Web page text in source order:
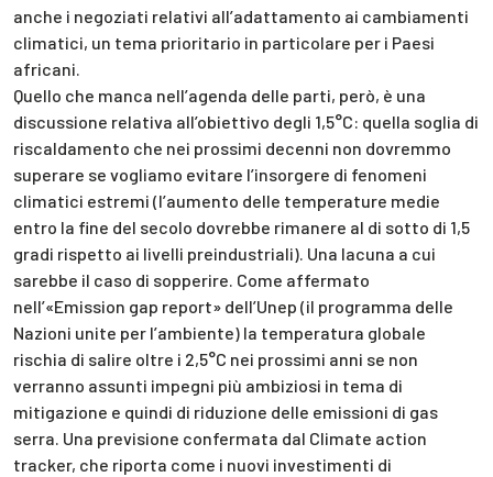
anche i negoziati relativi all’adattamento ai cambiamenti
climatici, un tema prioritario in particolare per i Paesi
africani.
Quello che manca nell’agenda delle parti, però, è una
discussione relativa all’obiettivo degli 1,5°C: quella soglia di
riscaldamento che nei prossimi decenni non dovremmo
superare se vogliamo evitare l’insorgere di fenomeni
climatici estremi (l’aumento delle temperature medie
entro la fine del secolo dovrebbe rimanere al di sotto di 1,5
gradi rispetto ai livelli preindustriali). Una lacuna a cui
sarebbe il caso di sopperire. Come affermato
nell’«Emission gap report» dell’Unep (il programma delle
Nazioni unite per l’ambiente) la temperatura globale
rischia di salire oltre i 2,5°C nei prossimi anni se non
verranno assunti impegni più ambiziosi in tema di
mitigazione e quindi di riduzione delle emissioni di gas
serra. Una previsione confermata dal Climate action
tracker, che riporta come i nuovi investimenti di